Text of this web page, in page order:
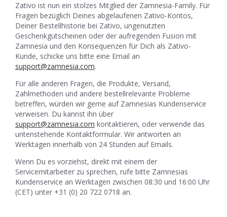
Zativo ist nun ein stolzes Mitglied der Zamnesia-Family. Für
Fragen bezüglich Deines abgelaufenen Zativo-Kontos,
Deiner Bestellhistorie bei Zativo, ungenutzten
Geschenkgutscheinen oder der aufregenden Fusion mit
Zamnesia und den Konsequenzen für Dich als Zativo-
Kunde, schicke uns bitte eine Email an
support@zamnesia.com.
Für alle anderen Fragen, die Produkte, Versand,
Zahlmethoden und andere bestellrelevante Probleme
betreffen, würden wir gerne auf Zamnesias Kundenservice
verweisen. Du kannst ihn über
support@zamnesia.com kontaktieren, oder verwende das
untenstehende Kontaktformular. Wir antworten an
Werktagen innerhalb von 24 Stunden auf Emails.
Wenn Du es vorziehst, direkt mit einem der
Servicemitarbeiter zu sprechen, rufe bitte Zamnesias
Kundenservice an Werktagen zwischen 08:30 und 16:00 Uhr
(CET) unter +31 (0) 20 722 0718 an.